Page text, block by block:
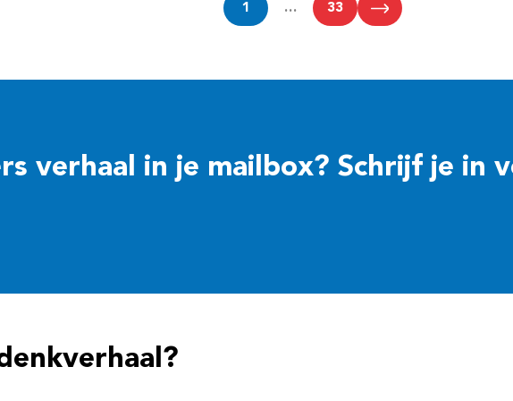
1 … 33
verhaal in je mailbox? Schrijf je in